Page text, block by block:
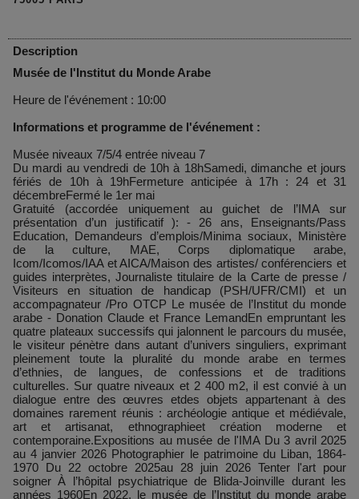
Description
Musée de l'Institut du Monde Arabe
Heure de l'événement : 10:00
Informations et programme de l'événement :
Musée niveaux 7/5/4 entrée niveau 7
Du mardi au vendredi de 10h à 18hSamedi, dimanche et jours
fériés de 10h à 19hFermeture anticipée à 17h : 24 et 31
décembreFermé le 1er mai
Gratuité (accordée uniquement au guichet de l’IMA sur
présentation d’un justificatif ): - 26 ans, Enseignants/Pass
Education, Demandeurs d’emplois/Minima sociaux, Ministère
de la culture, MAE, Corps diplomatique arabe,
Icom/Icomos/IAA et AICA/Maison des artistes/ conférenciers et
guides interprètes, Journaliste titulaire de la Carte de presse /
Visiteurs en situation de handicap (PSH/UFR/CMI) et un
accompagnateur /Pro OTCP Le musée de l’Institut du monde
arabe - Donation Claude et France LemandEn empruntant les
quatre plateaux successifs qui jalonnent le parcours du musée,
le visiteur pénètre dans autant d’univers singuliers, exprimant
pleinement toute la pluralité du monde arabe en termes
d’ethnies, de langues, de confessions et de traditions
culturelles. Sur quatre niveaux et 2 400 m2, il est convié à un
dialogue entre des œuvres etdes objets appartenant à des
domaines rarement réunis : archéologie antique et médiévale,
art et artisanat, ethnographieet création moderne et
contemporaine.Expositions au musée de l'IMA Du 3 avril 2025
au 4 janvier 2026 Photographier le patrimoine du Liban, 1864-
1970 Du 22 octobre 2025au 28 juin 2026 Tenter l'art pour
soigner À l’hôpital psychiatrique de Blida-Joinville durant les
années 1960En 2022, le musée de l’Institut du monde arabe